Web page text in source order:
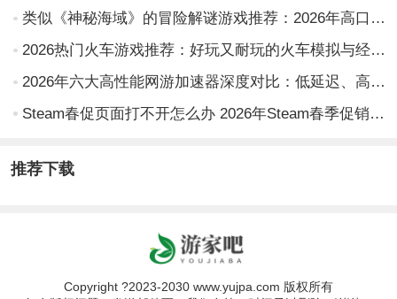
类似《神秘海域》的冒险解谜游戏推荐：2026年高口碑动作冒险游戏盘点
2026热门火车游戏推荐：好玩又耐玩的火车模拟与经营类游戏盘点
2026年六大高性能网游加速器深度对比：低延迟、高稳定性与多节点覆盖实测分析
Steam春促页面打不开怎么办 2026年Steam春季促销无法访问的实用解决方法
推荐下载
Copyright ?2023-2030 www.yujpa.com 版权所有